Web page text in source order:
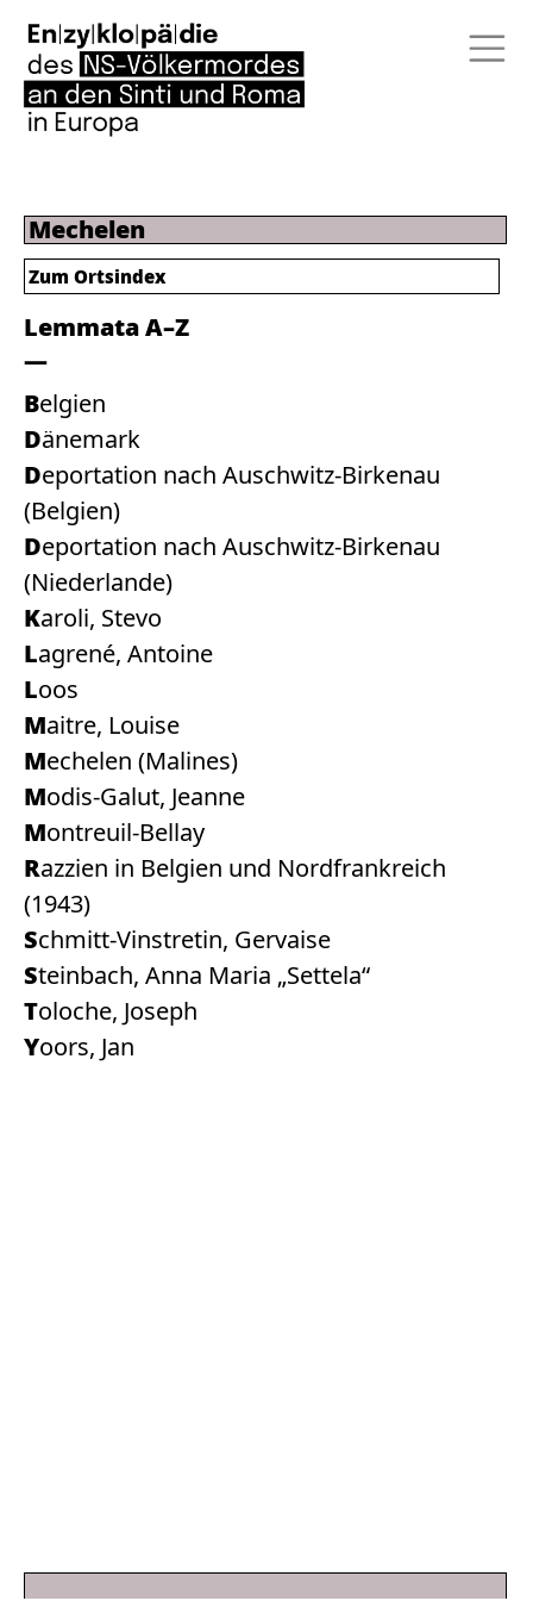
Mechelen
Lemmata A–Z
Belgien
Dänemark
Deportation nach Auschwitz-Birkenau
(Belgien)
Deportation nach Auschwitz-Birkenau
(Niederlande)
Karoli, Stevo
Lagrené, Antoine
Loos
Maitre, Louise
Mechelen (Malines)
Modis-Galut, Jeanne
Montreuil-Bellay
Razzien in Belgien und Nordfrankreich
(1943)
Schmitt-Vinstretin, Gervaise
Steinbach, Anna Maria „Settela“
Toloche, Joseph
Yoors, Jan
Zum Ortsindex